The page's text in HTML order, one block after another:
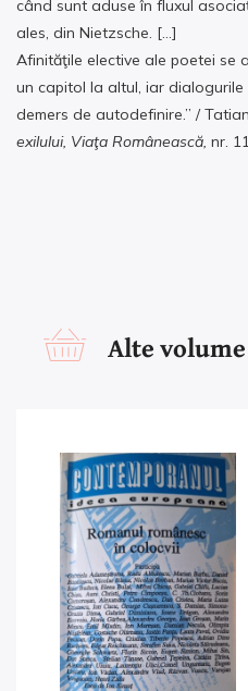
când sunt aduse în fluxul
ales, din Nietzsche. […]
Afinităţile elective ale poetei se
un capitol la altul, iar
demers de autodefinire.” /
exilului, Viaţa Românească, nr.
Alte volume